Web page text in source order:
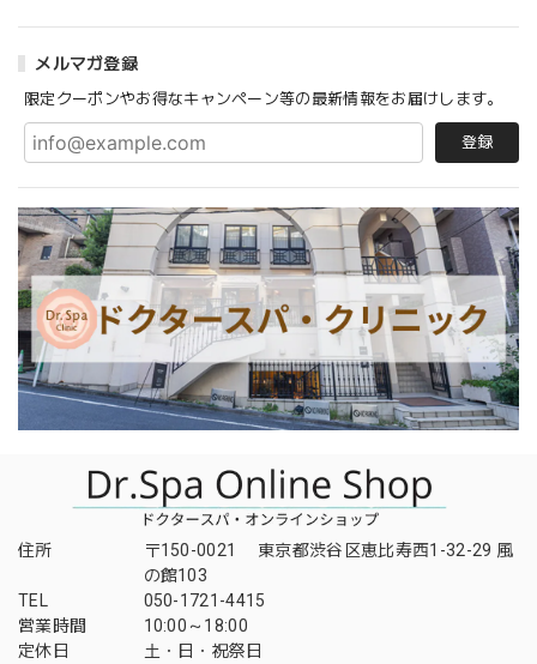
メルマガ登録
限定クーポンやお得なキャンペーン等の最新情報をお届けします。
登録
住所
〒150-0021 東京都渋谷区恵比寿西1-32-29 風
の館103
TEL
050-1721-4415
営業時間
10:00～18:00
定休日
土・日・祝祭日